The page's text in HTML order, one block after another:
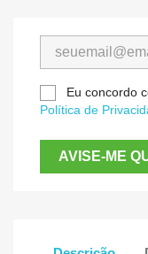
Eu concordo
Política de
AVISE-ME